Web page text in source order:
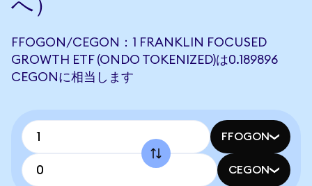
FFOGON/CEGON：1 FRANKLIN FOCUSED
GROWTH ETF (ONDO TOKENIZED)は0.189896
CEGONに相当します
FFOGON
CEGON